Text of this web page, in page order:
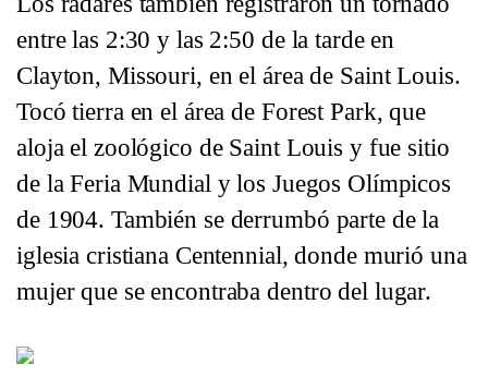
entre las 2:30 y las 2:50 de la tarde en
Clayton, Missouri, en el área de Saint Louis.
Tocó tierra en el área de Forest Park, que
aloja el zoológico de Saint Louis y fue sitio
de la Feria Mundial y los Juegos Olímpicos
de 1904. También se derrumbó parte de la
iglesia cristiana Centennial, donde murió una
mujer que se encontraba dentro del lugar.